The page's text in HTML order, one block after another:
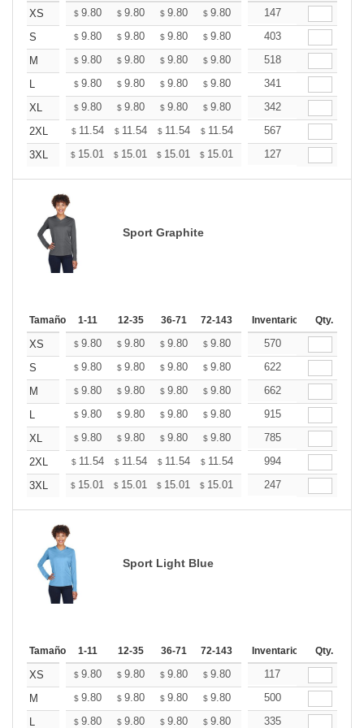
XS $ 9.80 $ 9.80 $ 9.80 $ 9.80 9.80
147
S
$ 9.80 $ 9.80 $ 9.80 $ 9.80 9.80
403
M
$ 9.80 $ 9.80 $ 9.80 $ 9.80 9.80
518
L
$ 9.80 $ 9.80 $ 9.80 $ 9.80 9.80
341
XL
$ 9.80 $ 9.80 $ 9.80 $ 9.80 9.80
342
2XL
$ 11.54 $ 11.54 $ 11.54 $ 11.54 11.54
567
3XL
$ 15.01 $ 15.01 $ 15.01 $ 15.01 15.01
127
Sport Graphite
Tamaño 1-11 12-35 36-71 72-143 144-287 288 +
Inventario Qty.
XS $ 9.80 $ 9.80 $ 9.80 $ 9.80 9.80
570
S
$ 9.80 $ 9.80 $ 9.80 $ 9.80 9.80
622
M
$ 9.80 $ 9.80 $ 9.80 $ 9.80 9.80
662
L
$ 9.80 $ 9.80 $ 9.80 $ 9.80 9.80
915
XL
$ 9.80 $ 9.80 $ 9.80 $ 9.80 9.80
785
2XL
$ 11.54 $ 11.54 $ 11.54 $ 11.54 11.54
994
3XL
$ 15.01 $ 15.01 $ 15.01 $ 15.01 15.01
247
Sport Light Blue
Tamaño 1-11 12-35 36-71 72-143 144-287 288 +
Inventario Qty.
XS $ 9.80 $ 9.80 $ 9.80 $ 9.80 9.80
117
M
$ 9.80 $ 9.80 $ 9.80 $ 9.80 9.80
500
L
$ 9.80 $ 9.80 $ 9.80 $ 9.80 9.80
335